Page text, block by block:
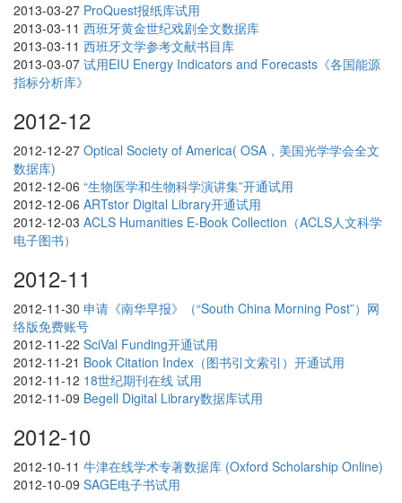
2013-03-27 ProQuest报纸库试用
2013-03-11 西班牙黄金世纪戏剧全文数据库
2013-03-11 西班牙文学参考文献书目库
2013-03-07 试用EIU Energy Indicators and Forecasts《各国能源
指标分析库》
2012-12
2012-12-27 Optical Society of America( OSA，美国光学学会全文
数据库)
2012-12-06 “生物医学和生物科学演讲集”开通试用
2012-12-06 ARTstor Digital Library开通试用
2012-12-03 ACLS Humanities E-Book Collection（ACLS人文科学
电子图书）
2012-11
2012-11-30 申请《南华早报》（“South China Morning Post”）网
络版免费账号
2012-11-22 SciVal Funding开通试用
2012-11-21 Book Citation Index（图书引文索引）开通试用
2012-11-12 18世纪期刊在线 试用
2012-11-09 Begell Digital Library数据库试用
2012-10
2012-10-11 牛津在线学术专著数据库 (Oxford Scholarship Online)
2012-10-09 SAGE电子书试用